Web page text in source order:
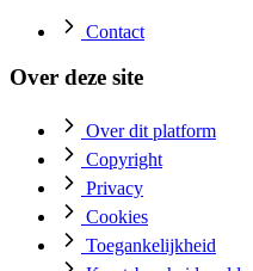
Contact
Over deze site
Over dit platform
Copyright
Privacy
Cookies
Toegankelijkheid